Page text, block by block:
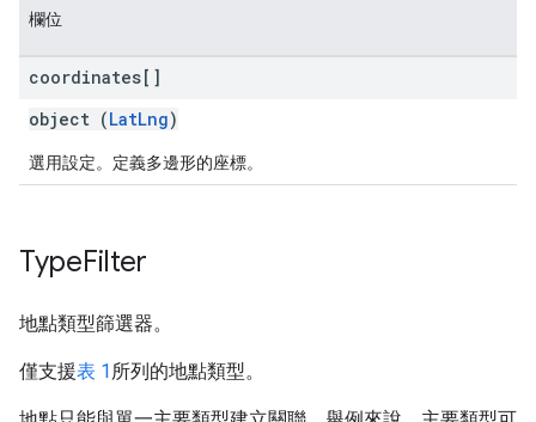
欄位
coordinates[]
object (LatLng)
選用設定。定義多邊形的座標。
TypeFilter
地點類型篩選器。
僅支援表 1所列的地點類型。